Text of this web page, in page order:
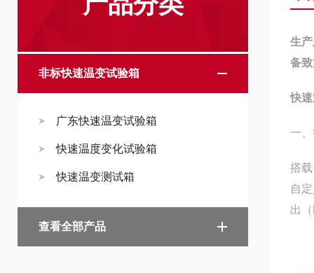
非标快速温变试验箱
广东快速温变试验箱
快速温度变化试验箱
快速温变测试箱
查看全部产品
生
备
快
一
搭
自
出